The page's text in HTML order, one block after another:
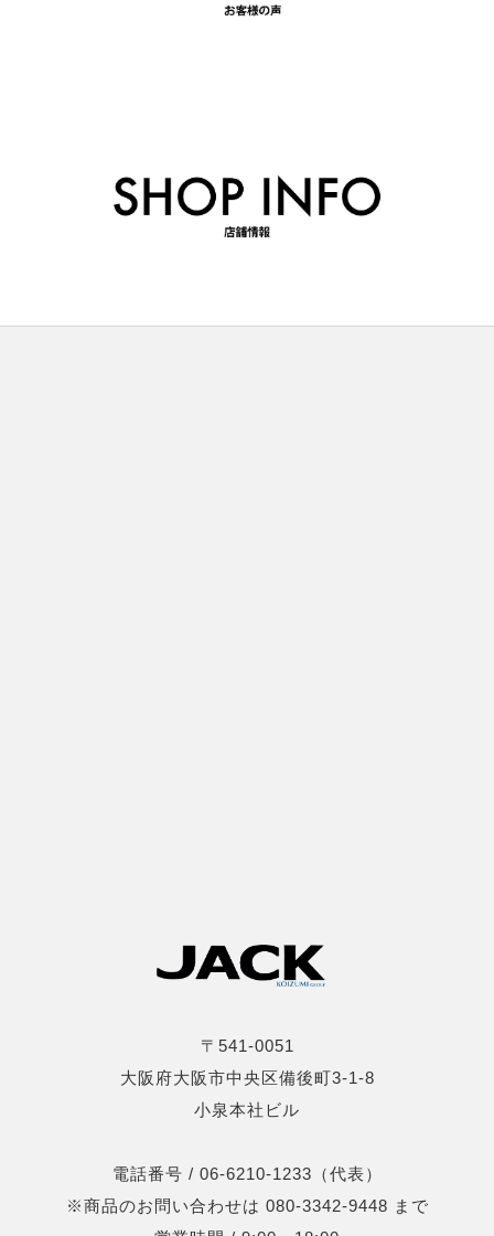
〒541-0051
大阪府大阪市中央区備後町3-1-8
小泉本社ビル
電話番号 / 06-6210-1233（代表）
※商品のお問い合わせは 080-3342-9448 まで